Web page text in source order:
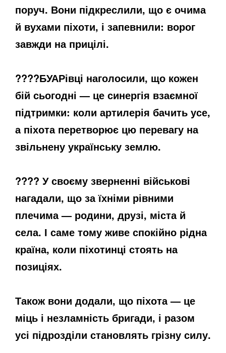
поруч. Вони підкреслили, що є очима
й вухами піхоти, і запевнили: ворог
завжди на прицілі.
????БУАРівці наголосили, що кожен
бій сьогодні — це синергія взаємної
підтримки: коли артилерія бачить усе,
а піхота перетворює цю перевагу на
звільнену українську землю.
???? У своєму зверненні військові
нагадали, що за їхніми рівними
плечима — родини, друзі, міста й
села. І саме тому живе спокійно рідна
країна, коли піхотинці стоять на
позиціях.
Також вони додали, що піхота — це
міць і незламність бригади, і разом
усі підрозділи становлять грізну силу.